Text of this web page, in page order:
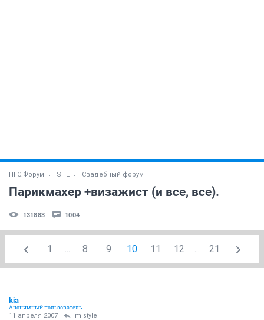
НГС.Форум SHE Свадебный форум
Парикмахер +визажист (и все, все).
131883 1004
1 8 9 10 11 12 21
kia
Анонимный пользователь
11 апреля 2007 mlstyle